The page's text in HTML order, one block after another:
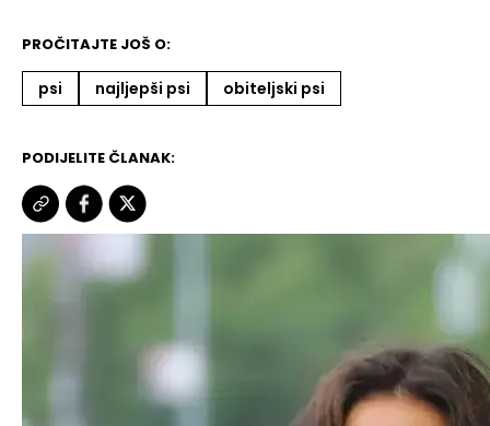
PROČITAJTE JOŠ O:
psi najljepši psi obiteljski psi
PODIJELITE ČLANAK: